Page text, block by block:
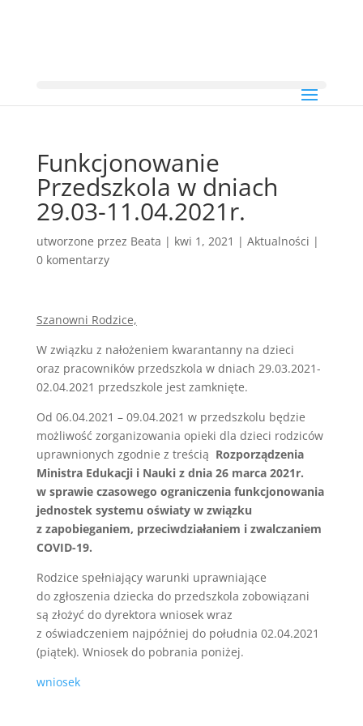
Funkcjonowanie
Przedszkola w dniach
29.03-11.04.2021r.
utworzone przez Beata | kwi 1, 2021 | Aktualności |
0 komentarzy
Szanowni Rodzice,
W związku z nałożeniem kwarantanny na dzieci
oraz pracowników przedszkola w dniach 29.03.2021-
02.04.2021 przedszkole jest zamknięte.
Od 06.04.2021 – 09.04.2021 w przedszkolu będzie
możliwość zorganizowania opieki dla dzieci rodziców
uprawnionych zgodnie z treścią Rozporządzenia
Ministra Edukacji i Nauki z dnia 26 marca 2021r.
w sprawie czasowego ograniczenia funkcjonowania
jednostek systemu oświaty w związku
z zapobieganiem, przeciwdziałaniem i zwalczaniem
COVID-19.
Rodzice spełniający warunki uprawniające
do zgłoszenia dziecka do przedszkola zobowiązani
są złożyć do dyrektora wniosek wraz
z oświadczeniem najpóźniej do południa 02.04.2021
(piątek). Wniosek do pobrania poniżej.
wniosek